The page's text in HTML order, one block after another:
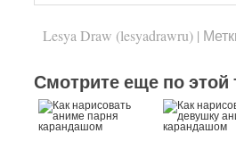
Lesya Draw (lesyadrawru) |
Смотрите еще по этой